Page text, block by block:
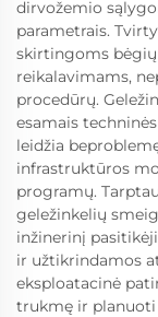
dirvožemio
parametrais.
skirtingoms
reikalavimams,
procedūrų.
esamais
leidžia
infrastruktūros
programų.
geležinkelių
inžinerinį
ir užtikrindamos
eksploatacinė
trukmę ir planuoti